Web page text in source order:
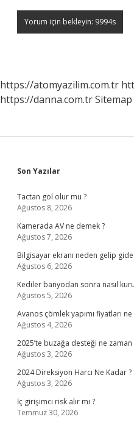
https://atomyazilim.com.tr
https://danna.com.trSitemap
Sidebar
Son Yazılar
Tactan gol olur mu ?
Ağustos 8, 2026
Kamerada AV ne demek ?
Ağustos 7, 2026
Bilgisayar ekranı neden gelip
Ağustos 6, 2026
Kediler banyodan sonra nasıl
Ağustos 5, 2026
Avanos çömlek yapımı fiyatları
Ağustos 4, 2026
2025’te buzağa desteği ne zaman
Ağustos 3, 2026
2024 Direksiyon Harcı Ne Kadar ?
Ağustos 3, 2026
İç girişimci risk alır mı ?
Temmuz 30, 2026